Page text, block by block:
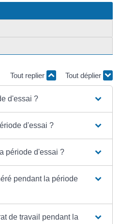
Tout replier Tout déplier
d'essai ?
d'essai ?
période d'essai ?
pendant la période
de travail pendant la